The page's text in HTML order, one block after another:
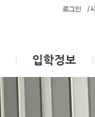
입학정보